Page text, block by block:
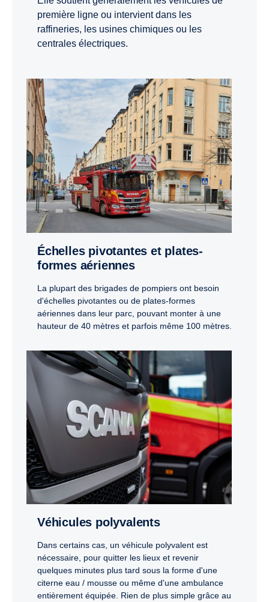
première ligne ou intervient dans les
raffineries, les usines chimiques ou les
centrales électriques.
Échelles pivotantes et plates-
formes aériennes
La plupart des brigades de pompiers ont besoin
d'échelles pivotantes ou de plates-formes
aériennes dans leur parc, pouvant monter à une
hauteur de 40 mètres et parfois même 100 mètres.
Véhicules polyvalents
Dans certains cas, un véhicule polyvalent est
nécessaire, pour quitter les lieux et revenir
quelques minutes plus tard sous la forme d'une
citerne eau / mousse ou même d'une ambulance
entièrement équipée. Rien de plus simple grâce au